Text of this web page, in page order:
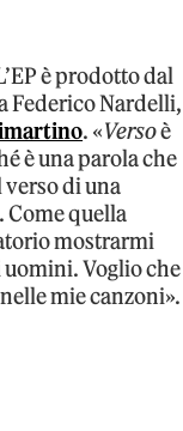
è prodotto dal
Federico Nardelli,
. «Versoè
è una parola che
di una
Come quella
mostrarmi
uomini. Voglio che
mie canzoni».